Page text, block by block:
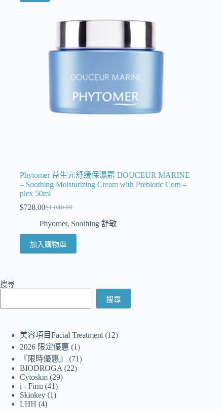
Phytomer 益生元舒缓保濕霜 DOUCEUR MARINE
– Soothing Moisturizing Cream with Prebiotic Com –
plex 50ml
$1,040.00
$728.00
Phyomer, Soothing 舒敏
加入購物車
搜尋
搜尋
美容項目Facial Treatment 12
2026 限定優惠
1
『限時優惠』
71
BIODROGA
22
Cytoskin
29
i - Firm 41
Skinkey 1
LHH 4